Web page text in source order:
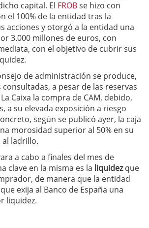
capital. El FROBse hizo con
el 100% de la entidad tras la
acciones y otorgó a la entidad una
3.000 millones de euros, con
con el objetivo de cubrir sus
de administración se produce,
a pesar de las reservas
Caixa la compra de CAM, debido,
a su elevada exposición a riesgo
según se publicó ayer, la caja
morosidad superior al 50% en su
ladrillo.
a cabo a finales del mes de
clave en la misma es la liquidezque
de manera que la entidad
exija al Banco de España una
liquidez.